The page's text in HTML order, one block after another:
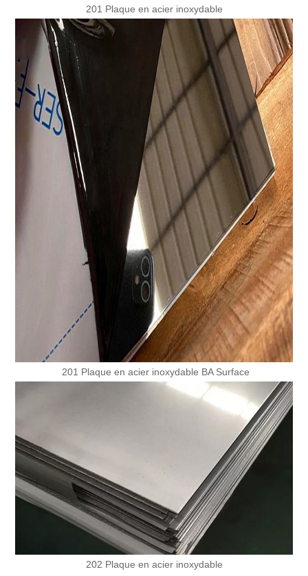
201 Plaque en acier inoxydable
201 Plaque en acier inoxydable BA Surface
202 Plaque en acier inoxydable